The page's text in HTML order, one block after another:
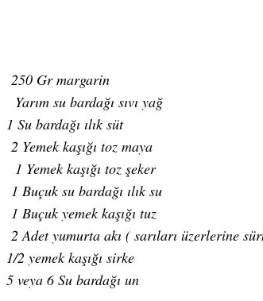
250 Gr margarin
Yarım su bardağı sıvı yağ
1 Su bardağı ılık süt
2 Yemek kaşığı toz maya
1 Yemek kaşığı toz şeker
1 Buçuk su bardağı ılık su
1 Buçuk yemek kaşığı tuz
2 Adet yumurta akı ( sarıları üzerlerine
1/2 yemek kaşığı sirke
5 veya 6 Su bardağı un